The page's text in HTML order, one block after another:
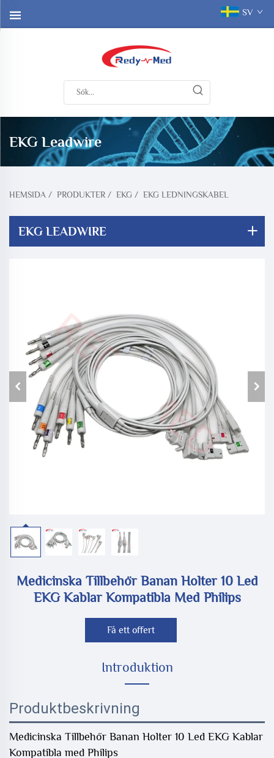
SV
EKG Leadwire
HEMSIDA / PRODUKTER / EKG / EKG LEDNINGSKABEL
EKG LEADWIRE
Medicinska Tillbehör Banan Holter 10 Led
EKG Kablar Kompatibla Med Philips
Få ett offert
Introduktion
Produktbeskrivning
Medicinska Tillbehör Banan Holter 10 Led EKG Kablar
Kompatibla med Philips